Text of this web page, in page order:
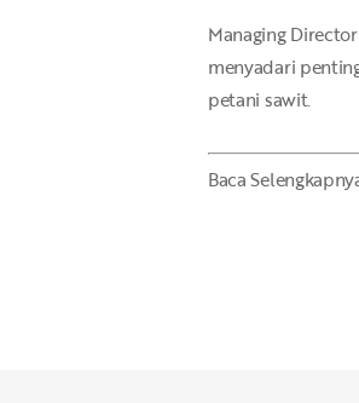
Managing
menyadari
petani sawit.
Baca